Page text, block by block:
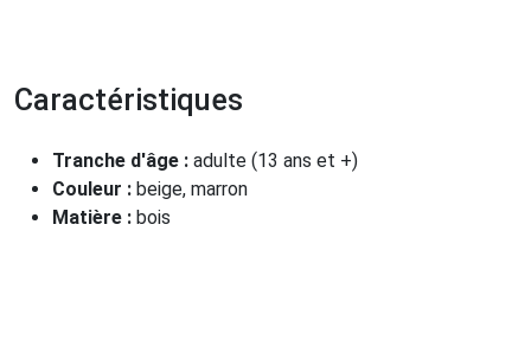
Caractéristiques
Tranche d'âge : adulte (13 ans et +)
Couleur : beige, marron
Matière : bois